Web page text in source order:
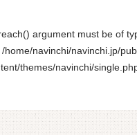
argument must be of
/home/navinchi/navinchi.jp/
themes/navinchi/